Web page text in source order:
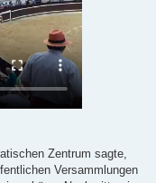
Zentrum sagte,
Versammlungen